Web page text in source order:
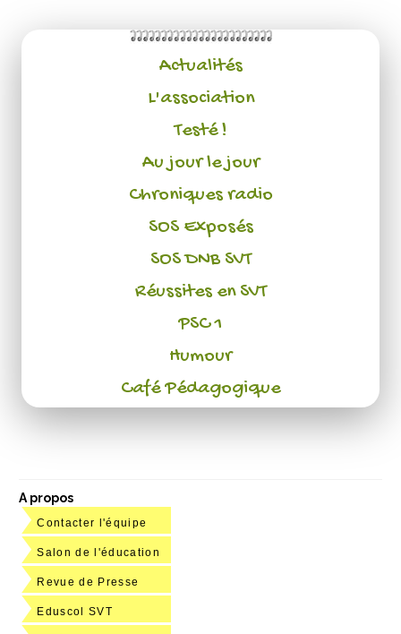
Actualités
L'association
Testé !
Au jour le jour
Chroniques radio
SOS Exposés
SOS DNB SVT
Réussites en SVT
PSC 1
Humour
Café Pédagogique
A propos
Contacter l'équipe
Salon de l'éducation
Revue de Presse
Eduscol SVT